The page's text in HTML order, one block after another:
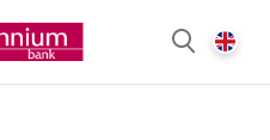
homepage